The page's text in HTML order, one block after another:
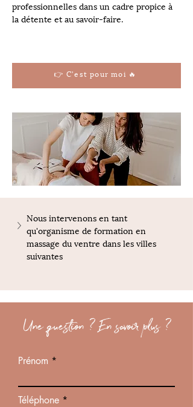
professionnelles dans un cadre propice à
la détente et au savoir-faire.
👉 C'est pour moi 🔥
Nous intervenons en tant
qu'organisme de formation en
massage du ventre dans les villes
suivantes
Une question ? En savoir plus ?
Prénom
Téléphone